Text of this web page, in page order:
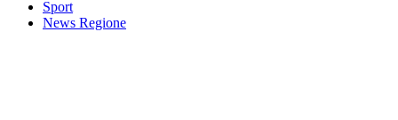
Sport
News Regione